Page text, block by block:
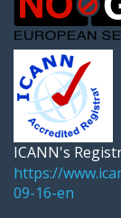
ICANN's
https://
09-16-en